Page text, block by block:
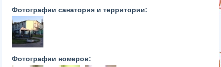
Фотографии санатория и территории:
Фотографии номеров: